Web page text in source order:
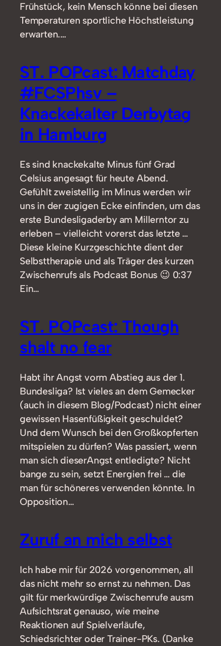
Frühstück, kein Mensch könne bei diesen
Temperaturen sportliche Höchstleistung
erwarten.…
ST. POPcast: Matchday
#FCSPhsv –
Knackekalter Derbytag
in Hamburg
Es sind knackekalte Minus fünf Grad
Celsius angesagt für heute Abend.
Gefühlt zweistellig im Minus werden wir
uns in der zugigen Ecke einfinden, um das
erste Bundesligaderby am Millerntor zu
erleben – vielleicht vorerst das letzte …
Diese kleine Kurzgeschichte dient der
Selbsttherapie und als Träger des kurzen
Zwischenrufs als Podcast Bonus 😉 0:37
Ein…
ST. POPcast: Though
shalt no fear
Habt ihr Angst vorm Abstieg aus der 1.
Bundesliga? Ist vieles an dem Gemecker
(auch in diesem Blog/Podcast) nicht einer
gewissen Hasenfüßigkeit geschuldet?
Und dem Wunsch bei den Großkopferten
mitspielen zu dürfen? Was passiert, wenn
man sich dieserAngst entledigte? Nicht
bange zu sein, setzt Energien frei … die
man für schöneres verwenden könnte. In
Opposition…
Zuruf an mich selbst
Ich habe mir für 2026 vorgenommen, all
das nicht mehr so ernst zu nehmen. Das
gilt für merkwürdige Zwischenrufe ausm
Aufsichtsrat genauso, wie meine
Reaktionen auf Spielverläufe,
Schiedsrichter oder Trainer-PKs. (Danke